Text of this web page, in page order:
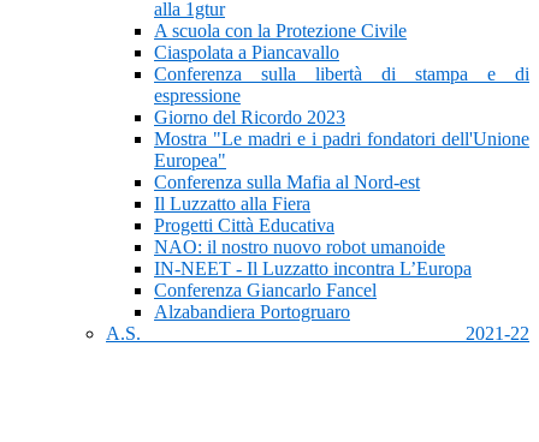
alla 1gtur
A scuola con la Protezione Civile
Ciaspolata a Piancavallo
Conferenza sulla libertà di stampa e di
espressione
Giorno del Ricordo 2023
Mostra "Le madri e i padri fondatori dell'Unione
Europea"
Conferenza sulla Mafia al Nord-est
Il Luzzatto alla Fiera
Progetti Città Educativa
NAO: il nostro nuovo robot umanoide
IN-NEET - Il Luzzatto incontra L’Europa
Conferenza Giancarlo Fancel
Alzabandiera Portogruaro
A.S. 2021-22